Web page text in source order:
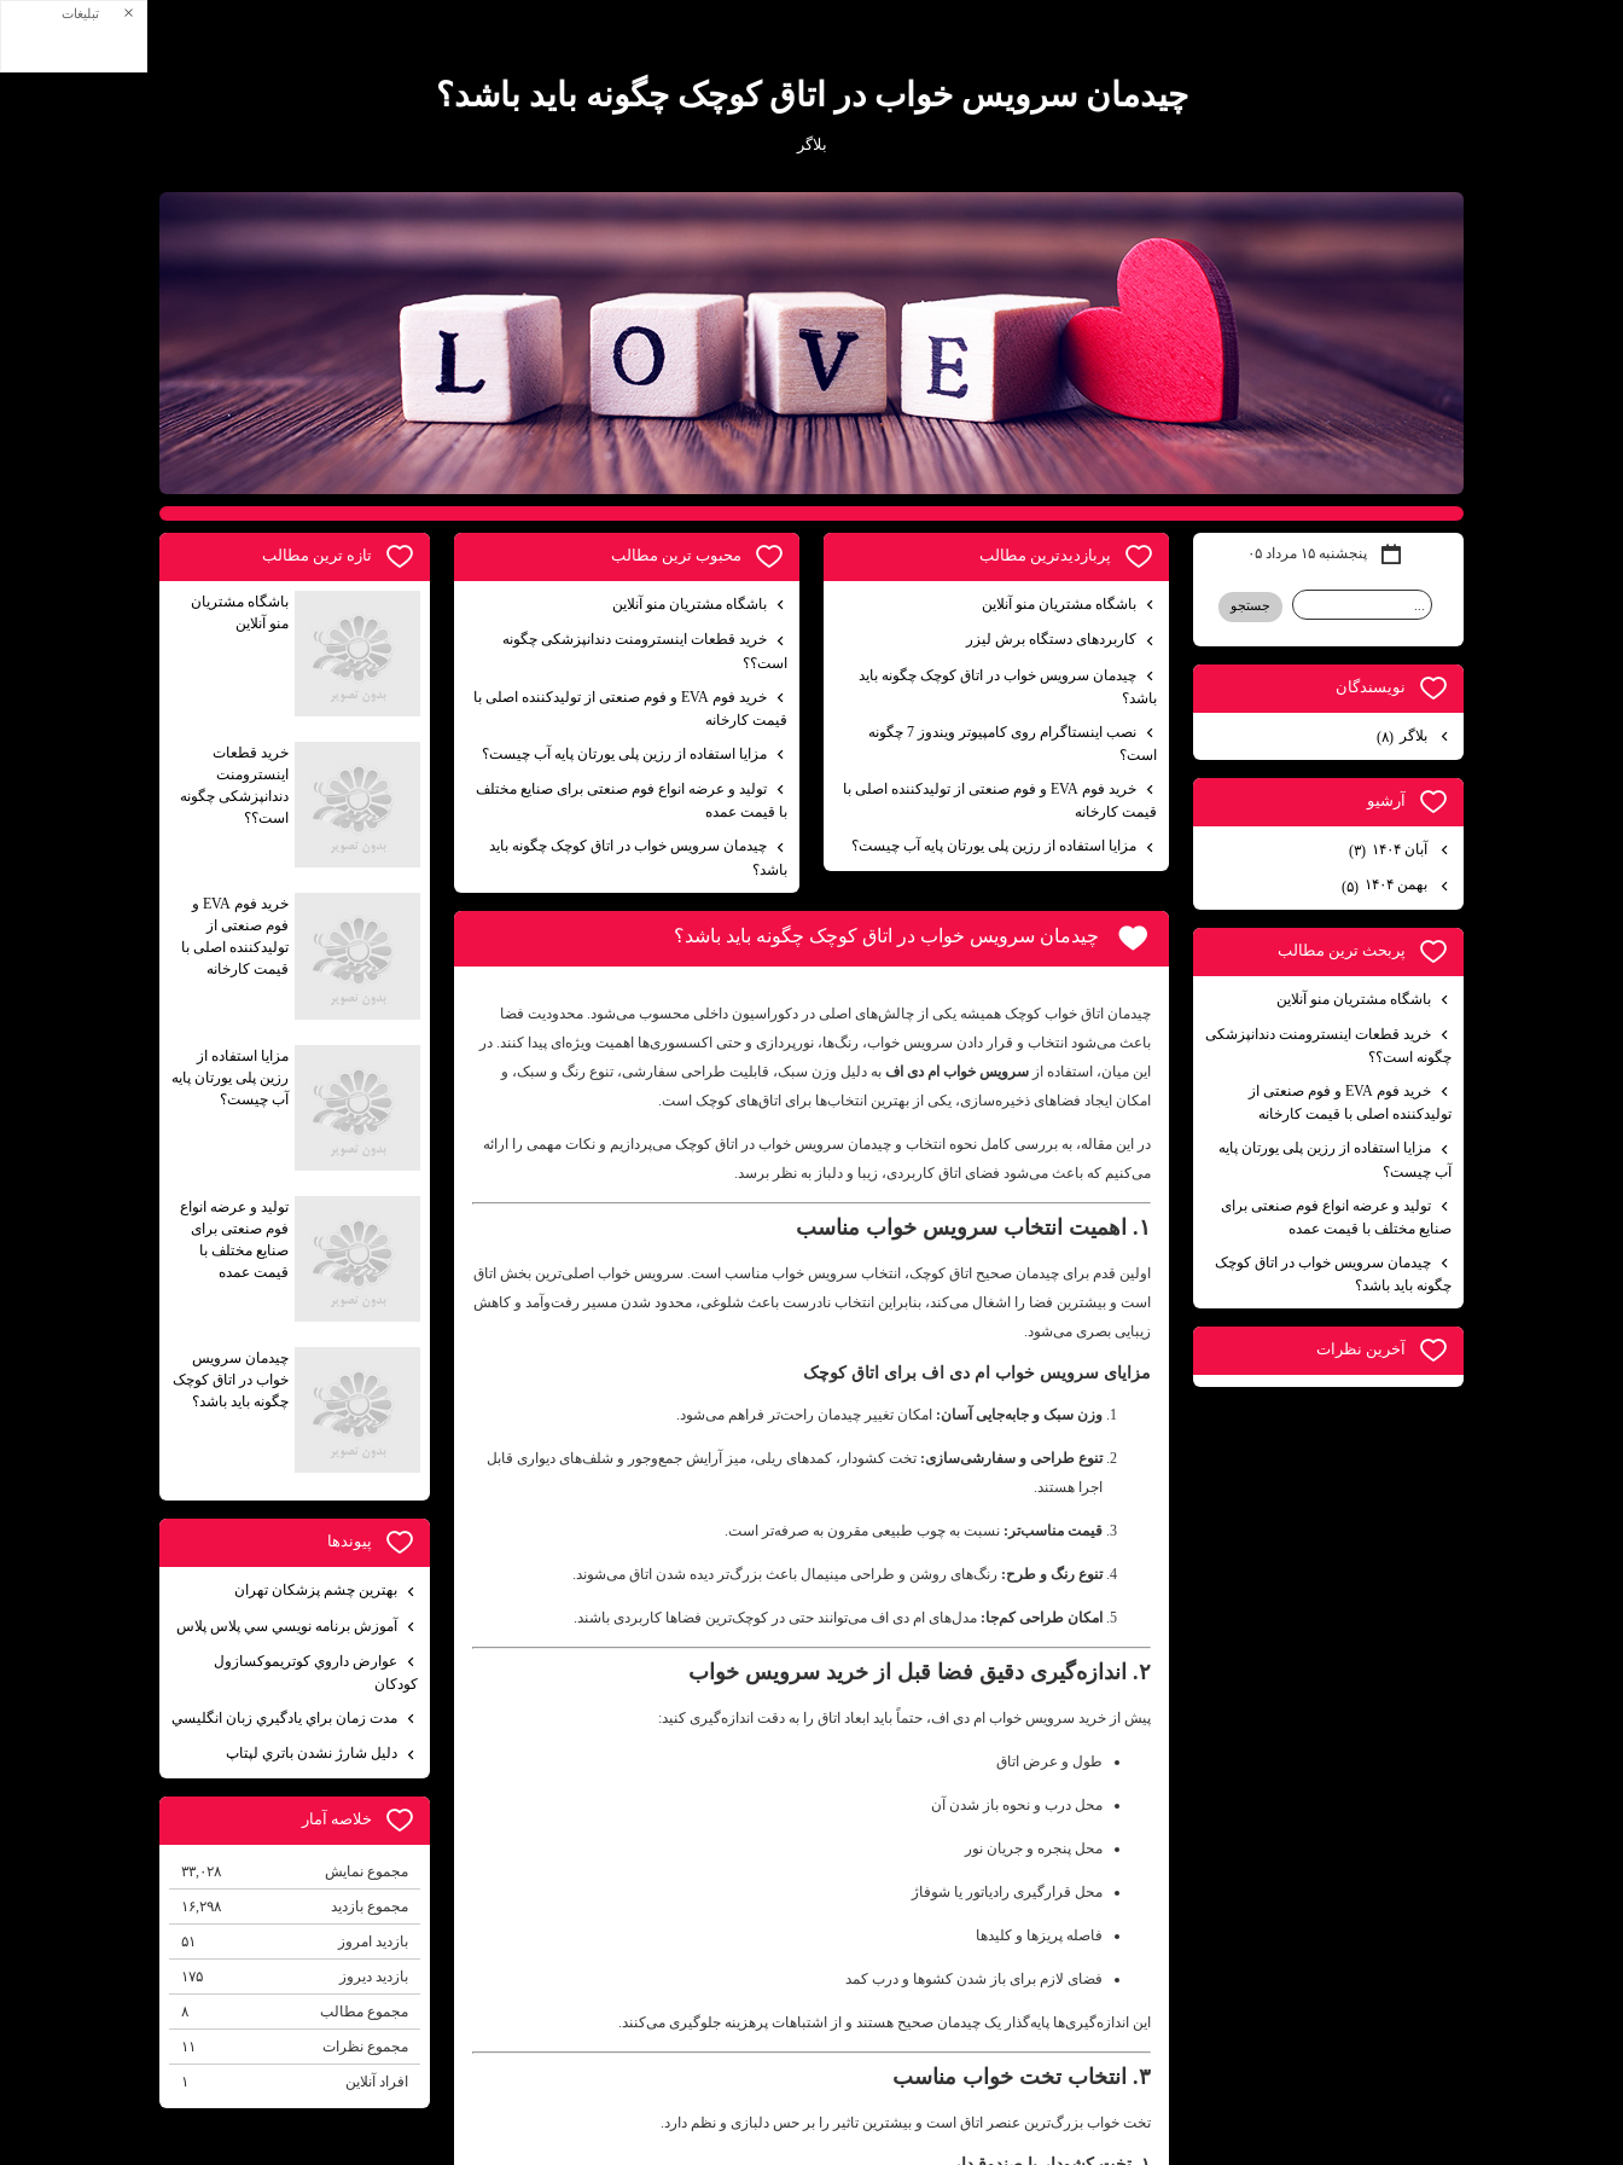
چیدمان سرویس خواب در اتاق کوچک چگونه باید باشد؟
بلاگر
پربازديدترين مطالب
باشگاه مشتریان منو آنلاین
کاربردهای دستگاه برش لیزر
چیدمان سرویس خواب در اتاق کوچک چگونه باید
باشد؟
نصب اینستاگرام روی کامپیوتر ویندوز 7 چگونه
است؟
خرید فوم EVA و فوم صنعتی از تولیدکننده اصلی با
قیمت کارخانه
مزایا استفاده از رزین پلی یورتان پایه آب چیست؟
محبوب ترين مطالب
باشگاه مشتریان منو آنلاین
خرید قطعات اینسترومنت دندانپزشکی چگونه
است؟؟
خرید فوم EVA و فوم صنعتی از تولیدکننده اصلی با
قیمت کارخانه
مزایا استفاده از رزین پلی یورتان پایه آب چیست؟
تولید و عرضه انواع فوم صنعتی برای صنایع مختلف
با قیمت عمده
چیدمان سرویس خواب در اتاق کوچک چگونه باید
باشد؟
چیدمان سرویس خواب در اتاق کوچک چگونه باید باشد؟
چیدمان اتاق خواب کوچک همیشه یکی از چالش‌های اصلی در دکوراسیون داخلی محسوب می‌شود. محدودیت فضا
باعث می‌شود انتخاب و قرار دادن سرویس خواب، رنگ‌ها، نورپردازی و حتی اکسسوری‌ها اهمیت ویژه‌ای پیدا کنند. در
این میان، استفاده ازسرویس خواب ام دی اف به دلیل وزن سبک، قابلیت طراحی سفارشی، تنوع رنگ و سبک، و
امکان ایجاد فضاهای ذخیره‌سازی، یکی از بهترین انتخاب‌ها برای اتاق‌های کوچک است.
در این مقاله، به بررسی کامل نحوه انتخاب و چیدمان سرویس خواب در اتاق کوچک می‌پردازیم و نکات مهمی را ارائه
می‌کنیم که باعث می‌شود فضای اتاق کاربردی، زیبا و دلباز به نظر برسد.
۱. اهمیت انتخاب سرویس خواب مناسب
اولین قدم برای چیدمان صحیح اتاق کوچک، انتخاب سرویس خواب مناسب است. سرویس خواب اصلی‌ترین بخش اتاق
است و بیشترین فضا را اشغال می‌کند، بنابراین انتخاب نادرست باعث شلوغی، محدود شدن مسیر رفت‌وآمد و کاهش
زیبایی بصری می‌شود.
مزایای سرویس خواب ام دی اف برای اتاق کوچک
وزن سبک و جابه‌جایی آسان: امکان تغییر چیدمان راحت‌تر فراهم می‌شود.
تنوع طراحی و سفارشی‌سازی: تخت کشودار، کمدهای ریلی، میز آرایش جمع‌وجور و شلف‌های دیواری قابل
اجرا هستند.
قیمت مناسب‌تر: نسبت به چوب طبیعی مقرون به صرفه‌تر است.
تنوع رنگ و طرح: رنگ‌های روشن و طراحی مینیمال باعث بزرگ‌تر دیده شدن اتاق می‌شوند.
امکان طراحی کم‌جا: مدل‌های ام دی اف می‌توانند حتی در کوچک‌ترین فضاها کاربردی باشند.
۲. اندازه‌گیری دقیق فضا قبل از خرید سرویس خواب
پیش از خرید سرویس خواب ام دی اف، حتماً باید ابعاد اتاق را به دقت اندازه‌گیری کنید:
طول و عرض اتاق
محل درب و نحوه باز شدن آن
محل پنجره و جریان نور
محل قرارگیری رادیاتور یا شوفاژ
فاصله پریزها و کلیدها
فضای لازم برای باز شدن کشوها و درب کمد
این اندازه‌گیری‌ها پایه‌گذار یک چیدمان صحیح هستند و از اشتباهات پرهزینه جلوگیری می‌کنند.
۳. انتخاب تخت خواب مناسب
تخت خواب بزرگ‌ترین عنصر اتاق است و بیشترین تاثیر را بر حس دلبازی و نظم دارد.
پنجشنبه ۱۵ مرداد ۰۵
نويسندگان
بلاگر (۸)
آرشيو
آبان ۱۴۰۴
(۳)
بهمن ۱۴۰۴
(۵)
پربحث ترين مطالب
باشگاه مشتریان منو آنلاین
خرید قطعات اینسترومنت دندانپزشکی
چگونه است؟؟
خرید فوم EVA و فوم صنعتی از
تولیدکننده اصلی با قیمت کارخانه
مزایا استفاده از رزین پلی یورتان پایه
آب چیست؟
تولید و عرضه انواع فوم صنعتی برای
صنایع مختلف با قیمت عمده
چیدمان سرویس خواب در اتاق کوچک
چگونه باید باشد؟
آخرين نظرات
تازه ترين مطالب
باشگاه مشتریان
منو آنلاین
خرید قطعات
اینسترومنت
دندانپزشکی چگونه
است؟؟
خرید فوم EVA و
فوم صنعتی از
تولیدکننده اصلی با
قیمت کارخانه
مزایا استفاده از
رزین پلی یورتان پایه
آب چیست؟
تولید و عرضه انواع
فوم صنعتی برای
صنایع مختلف با
قیمت عمده
چیدمان سرویس
خواب در اتاق کوچک
چگونه باید باشد؟
پيوندها
بهترين چشم پزشكان تهران
آموزش برنامه نويسي سي پلاس پلاس
عوارض داروي كوتريموكسازول
كودكان
مدت زمان براي يادگيري زبان انگليسي
دليل شارژ نشدن باتري لپتاپ
خلاصه آمار
مجموع نمایش‌ ۳۳,۰۲۸
مجموع بازدید ۱۶,۲۹۸
بازدید امروز ۵۱
بازدید دیروز ۱۷۵
مجموع مطالب ۸
مجموع نظرات ۱۱
افراد آنلاین ۱
تبلیغات ×